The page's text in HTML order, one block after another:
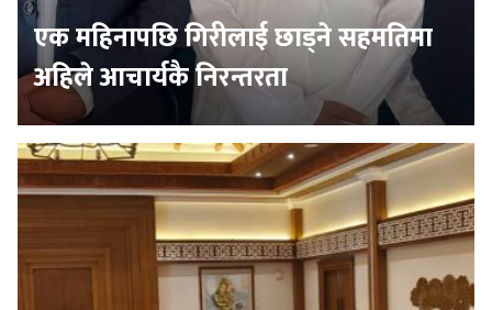
एक महिनापछि गिरीलाई छाड्ने सहमतिमा
अहिले आचार्यकै निरन्तरता